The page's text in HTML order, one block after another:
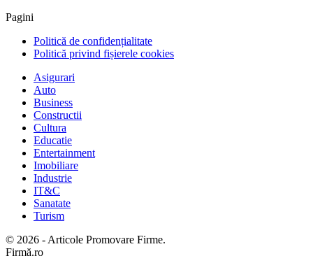
Pagini
Politică de confidențialitate
Politică privind fișierele cookies
Asigurari
Auto
Business
Constructii
Cultura
Educatie
Entertainment
Imobiliare
Industrie
IT&C
Sanatate
Turism
© 2026 - Articole Promovare Firme.
Firmă.ro